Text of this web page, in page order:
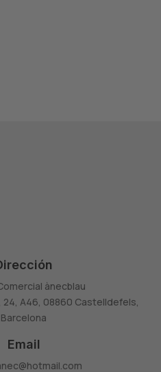
ànecblau
24, A46, 08860 Castelldefels,
Barcelona
Email